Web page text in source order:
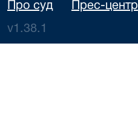
Про суд Прес-центр
v1.38.1